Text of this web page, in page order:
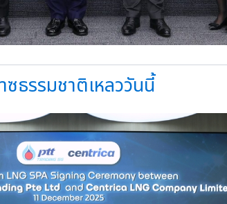
ซธรรมชาติเหลววันนี้